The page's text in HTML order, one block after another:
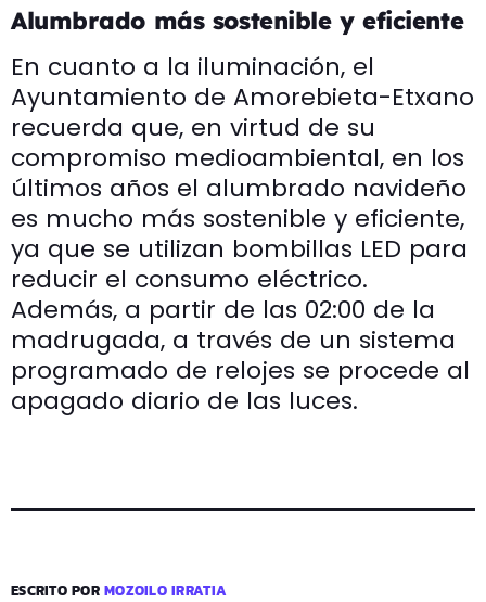
Alumbrado más sostenible y eficiente
En cuanto a la iluminación, el
Ayuntamiento de Amorebieta-Etxano
recuerda que, en virtud de su
compromiso medioambiental, en los
últimos años el alumbrado navideño
es mucho más sostenible y eficiente,
ya que se utilizan bombillas LED para
reducir el consumo eléctrico.
Además, a partir de las 02:00 de la
madrugada, a través de un sistema
programado de relojes se procede al
apagado diario de las luces.
ESCRITO PORMOZOILO IRRATIA